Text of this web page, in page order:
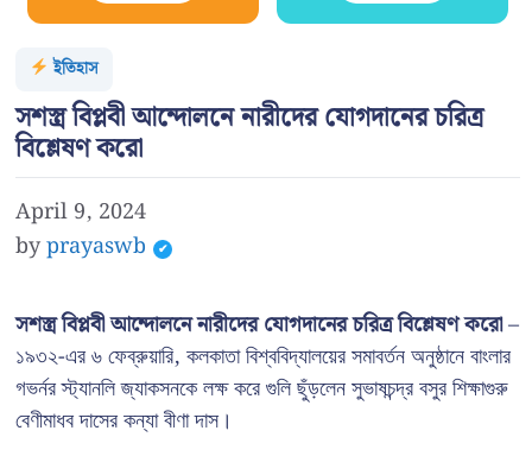
ইতিহাস
সশস্ত্র বিপ্লবী আন্দোলনে নারীদের যোগদানের চরিত্র
বিশ্লেষণ করো
April 9, 2024
byprayaswb
সশস্ত্র বিপ্লবী আন্দোলনে নারীদের যোগদানের চরিত্র বিশ্লেষণ করো–
১৯৩২-এর ৬ ফেব্রুয়ারি, কলকাতা বিশ্ববিদ্যালয়ের সমাবর্তন অনুষ্ঠানে বাংলার
গভর্নর স্ট্যানলি জ্যাকসনকে লক্ষ করে গুলি ছুঁড়লেন সুভাষচন্দ্র বসুর শিক্ষাগুরু
বেণীমাধব দাসের কন্যা বীণা দাস।